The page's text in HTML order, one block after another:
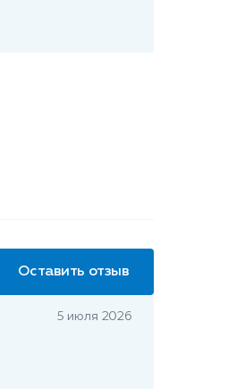
Оставить отзыв
5 июля 2026